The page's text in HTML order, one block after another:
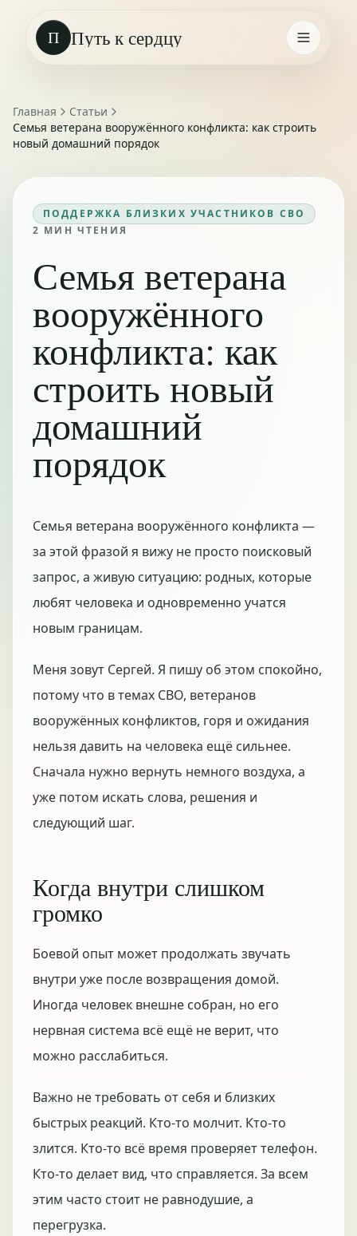
П Путь к сердцу
Главная
Статьи
Семья ветерана вооружённого конфликта: как строить
новый домашний порядок
ПОДДЕРЖКА БЛИЗКИХ УЧАСТНИКОВ СВО
2 МИН ЧТЕНИЯ
Семья ветерана
вооружённого
конфликта: как
строить новый
домашний
порядок
Семья ветерана вооружённого конфликта —
за этой фразой я вижу не просто поисковый
запрос, а живую ситуацию: родных, которые
любят человека и одновременно учатся
новым границам.
Меня зовут Сергей. Я пишу об этом спокойно,
потому что в темах СВО, ветеранов
вооружённых конфликтов, горя и ожидания
нельзя давить на человека ещё сильнее.
Сначала нужно вернуть немного воздуха, а
уже потом искать слова, решения и
следующий шаг.
Когда внутри слишком
громко
Боевой опыт может продолжать звучать
внутри уже после возвращения домой.
Иногда человек внешне собран, но его
нервная система всё ещё не верит, что
можно расслабиться.
Важно не требовать от себя и близких
быстрых реакций. Кто-то молчит. Кто-то
злится. Кто-то всё время проверяет телефон.
Кто-то делает вид, что справляется. За всем
этим часто стоит не равнодушие, а
перегрузка.